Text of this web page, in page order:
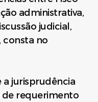
administrativa,
judicial,
consta no
a jurisprudência
de requerimento